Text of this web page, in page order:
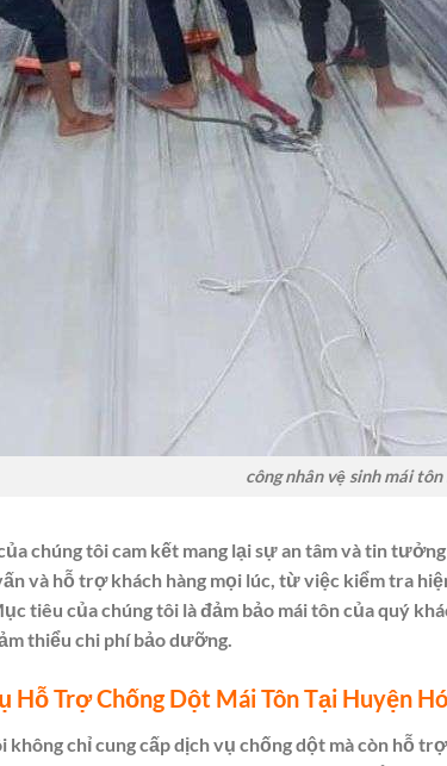
công nhân vệ sinh mái
chúng tôi cam kết mang lại sự an tâm và tin
và hỗ trợ khách hàng mọi lúc, từ việc kiểm tra
tiêu của chúng tôi là đảm bảo mái tôn của quý
thiểu chi phí bảo dưỡng.
Hỗ Trợ Chống Dột Mái Tôn Tại Huyện
không chỉ cung cấp dịch vụ chống dột mà còn hỗ